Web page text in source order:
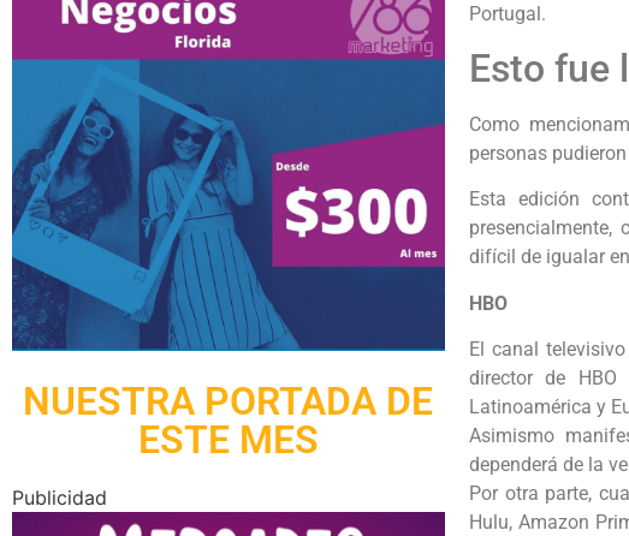
NUESTRA PORTADA DE
ESTE MES
Publicidad
Portugal.
Esto fue
Como
personas
Esta edición
presencialmente,
difícil de igualar
HBO
El canal
director de
Latinoamérica y
Asimismo
dependerá de la
Por otra parte,
Hulu, Amazon